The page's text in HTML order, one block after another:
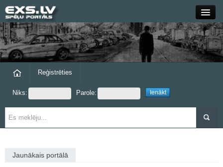
Close
Forums
Grupas
Reģistrēties
Niks: Parole:
Jaunākais portālā